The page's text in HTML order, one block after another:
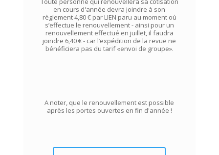
en cours d'année devra joindre à son
règlement 4,80 € par LIEN paru au moment où
s’effectue le renouvellement - ainsi pour un
renouvellement effectué en juillet, il faudra
joindre 6,40 € - car l’expédition de la revue ne
bénéficiera pas du tarif «envoi de groupe».
A noter, que le renouvellement est possible
après les portes ouvertes en fin d'année !